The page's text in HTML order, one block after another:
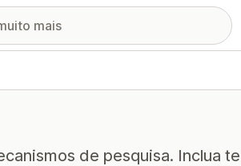
de pesquisa. Inclua